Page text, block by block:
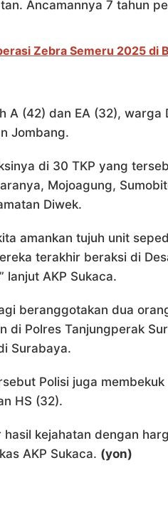
Ancamannya 7 tahun
Zebra Semeru 2025 di
A (42) dan EA (32), warga
Jombang.
di 30 TKP yang
Mojoagung,
Diwek.
amankan tujuh unit
terakhir beraksi di
lanjut AKP Sukaca.
beranggotakan dua
di Polres Tanjungperak
Surabaya.
Polisi juga
HS (32).
hasil kejahatan dengan
AKP Sukaca. (yon)